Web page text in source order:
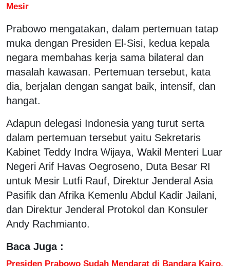
Mesir
Prabowo mengatakan, dalam pertemuan tatap
muka dengan Presiden El-Sisi, kedua kepala
negara membahas kerja sama bilateral dan
masalah kawasan. Pertemuan tersebut, kata
dia, berjalan dengan sangat baik, intensif, dan
hangat.
Adapun delegasi Indonesia yang turut serta
dalam pertemuan tersebut yaitu Sekretaris
Kabinet Teddy Indra Wijaya, Wakil Menteri Luar
Negeri Arif Havas Oegroseno, Duta Besar RI
untuk Mesir Lutfi Rauf, Direktur Jenderal Asia
Pasifik dan Afrika Kemenlu Abdul Kadir Jailani,
dan Direktur Jenderal Protokol dan Konsuler
Andy Rachmianto.
Baca Juga :
Presiden Prabowo Sudah Mendarat di Bandara Kairo,